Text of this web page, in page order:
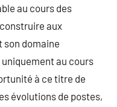
au cours des
aux
son domaine
au cours
à ce titre de
évolutions de postes,